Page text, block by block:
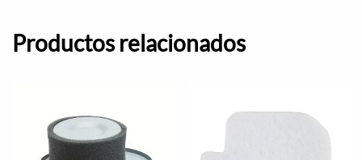
Productos relacionados